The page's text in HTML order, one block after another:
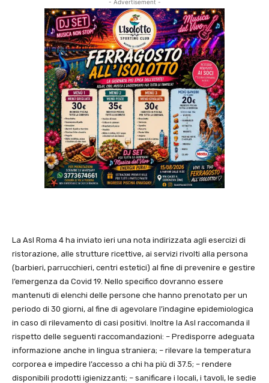
- Advertisement -
La Asl Roma 4 ha inviato ieri una nota indirizzata agli esercizi di
ristorazione, alle strutture ricettive, ai servizi rivolti alla persona
(barbieri, parrucchieri, centri estetici) al fine di prevenire e gestire
l’emergenza da Covid 19. Nello specifico dovranno essere
mantenuti di elenchi delle persone che hanno prenotato per un
periodo di 30 giorni, al fine di agevolare l’indagine epidemiologica
in caso di rilevamento di casi positivi. Inoltre la Asl raccomanda il
rispetto delle seguenti raccomandazioni: – Predisporre adeguata
informazione anche in lingua straniera; – rilevare la temperatura
corporea e impedire l’accesso a chi ha più di 37.5; – rendere
disponibili prodotti igienizzanti; – sanificare i locali, i tavoli, le sedie